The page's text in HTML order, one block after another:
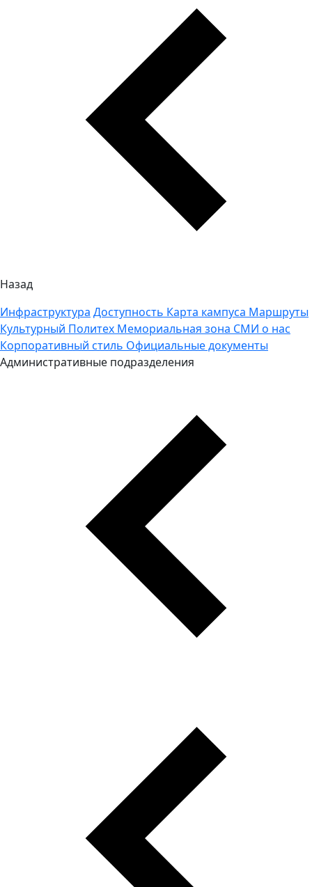
Назад
Инфраструктура Доступность Карта кампуса Маршруты
Культурный Политех Мемориальная зона СМИ о нас
Корпоративный стиль Официальные документы
Административные подразделения